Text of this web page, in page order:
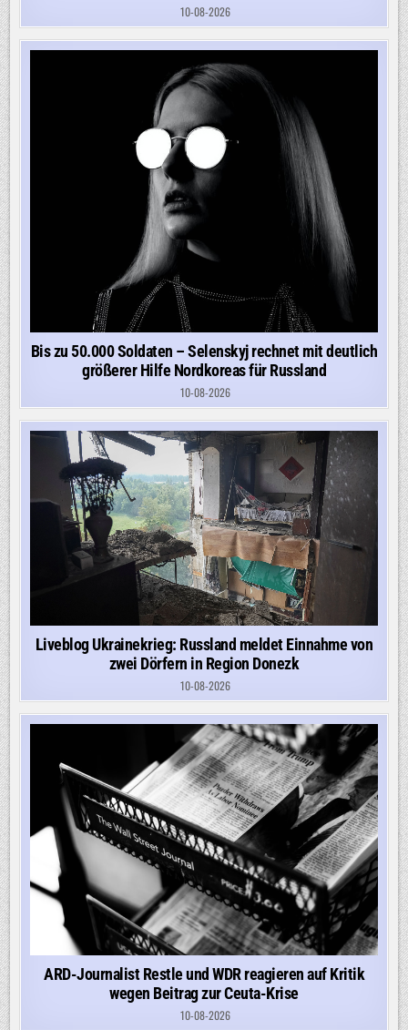
10-08-2026
Bis zu 50.000 Soldaten – Selenskyj rechnet mit deutlich
größerer Hilfe Nordkoreas für Russland
10-08-2026
Liveblog Ukrainekrieg: Russland meldet Einnahme von
zwei Dörfern in Region Donezk
10-08-2026
ARD-Journalist Restle und WDR reagieren auf Kritik
wegen Beitrag zur Ceuta-Krise
10-08-2026